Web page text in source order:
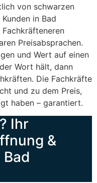
von schwarzen
in Bad
Preisabsprachen.
und Wert auf einen
Wort hält, dann
Die Fachkräfte
und zu dem Preis,
haben – garantiert.
Ihr
&